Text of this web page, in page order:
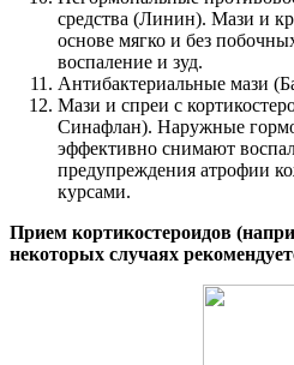
средства (Линин). Мази и
основе мягко и без
воспаление и зуд.
Антибактериальные мази
Мази и спреи с
Синафлан). Наружные
эффективно снимают
предупреждения атрофии
курсами.
Прием кортикостероидов
некоторых случаях